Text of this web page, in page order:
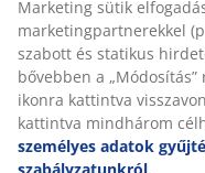
Részletes Adatok
Értékelések
(268)